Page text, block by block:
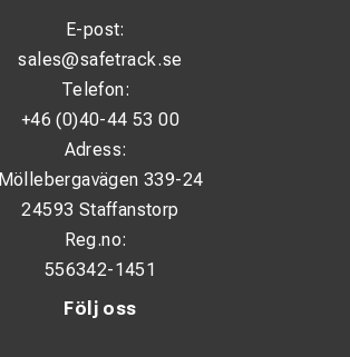
Följ oss
E-post:
sales@safetrack.se
Telefon:
+46 (0)40-44 53 00
Adress:
Möllebergavägen 339-24
24593 Staffanstorp
Reg.no:
556342-1451